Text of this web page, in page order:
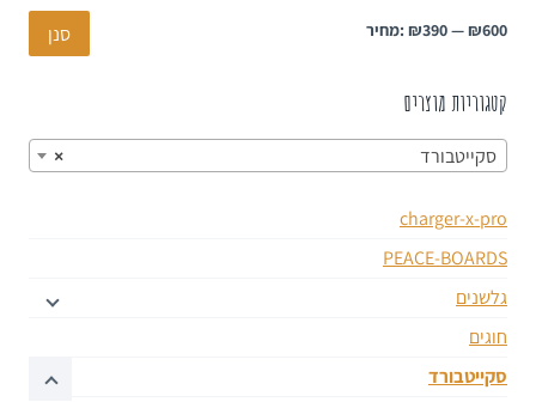
סנן מחיר: ₪390—₪600
קטגוריות מוצרים
× סקייטבורד
charger-x-pro
PEACE-BOARDS
גלשנים
חוגים
סקייטבורד